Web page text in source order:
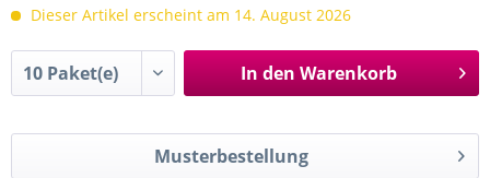
Dieser Artikel erscheint am 14. August 2026
In den Warenkorb
Musterbestellung